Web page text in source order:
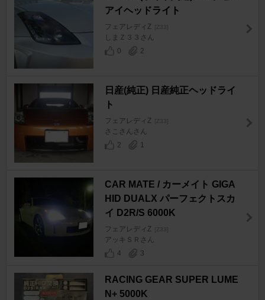
アイヘッドライト
フェアレディZ [Z33]
しまＺ３３さん
0
2
日産(純正) 日産純正ヘッドライ
ト
フェアレディZ [Z33]
さこさんさん
2
1
CAR MATE / カーメイト GIGA
HID DUALX パーフェクトスカ
イ D2R/S 6000K
フェアレディZ [Z33]
アッキＳＲさん
4
3
RACING GEAR SUPER LUME
N+ 5000K